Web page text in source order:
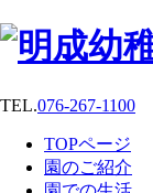
TEL.076-267-1100
TOPページ
園のご紹介